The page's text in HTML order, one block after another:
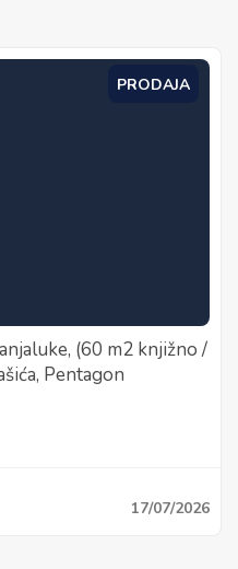
PRODAJA
(60 m2 knjižno /
Pentagon
17/07/2026